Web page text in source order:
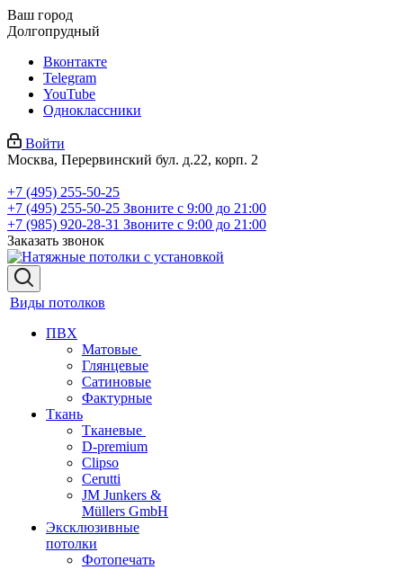
Ваш город
Долгопрудный
Вконтакте
Telegram
YouTube
Одноклассники
Войти
Москва, Перервинский бул. д.22, корп. 2
+7 (495) 255-50-25
+7 (495) 255-50-25 Звоните с 9:00 до 21:00
+7 (985) 920-28-31 Звоните с 9:00 до 21:00
Заказать звонок
Виды потолков
ПВХ
Матовые
Глянцевые
Сатиновые
Фактурные
Ткань
Тканевые
D-premium
Clipso
Cerutti
JM Junkers &
Müllers GmbH
Эксклюзивные
потолки
Фотопечать